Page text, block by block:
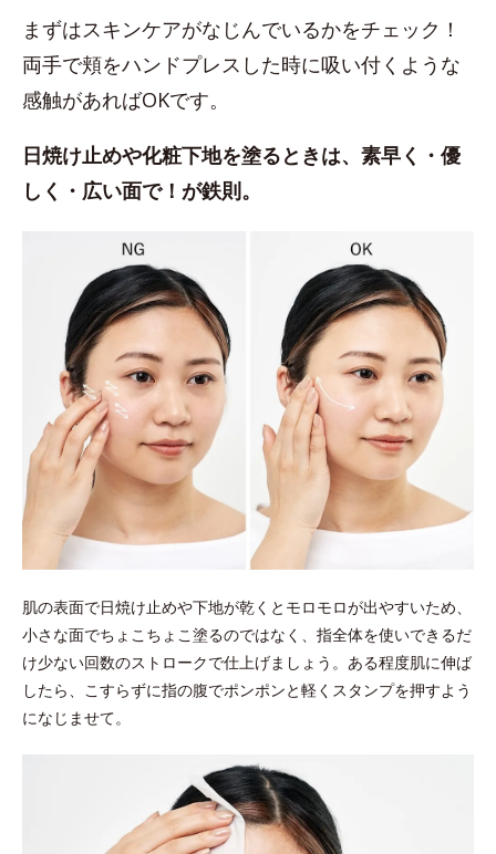
まずはスキンケアがなじんでいるかをチェック！
両手で頬をハンドプレスした時に吸い付くような
感触があればOKです。
日焼け止めや化粧下地を塗るときは、素早く・優
しく・広い面で！が鉄則。
肌の表面で日焼け止めや下地が乾くとモロモロが出やすいため、
小さな面でちょこちょこ塗るのではなく、指全体を使いできるだ
け少ない回数のストロークで仕上げましょう。ある程度肌に伸ば
したら、こすらずに指の腹でポンポンと軽くスタンプを押すよう
になじませて。